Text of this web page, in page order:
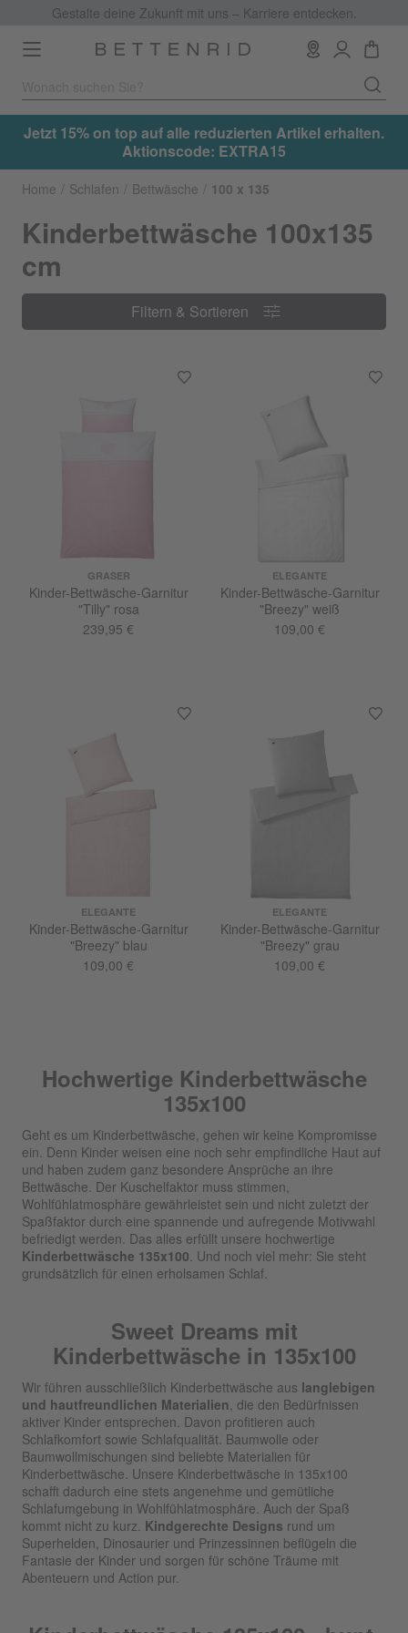
Gestalte deine Zukunft mit uns – Karriere entdecken.
Toggle
navigation
Jetzt 15% on top auf alle reduzierten Artikel erhalten.
Aktionscode: EXTRA15
Home Schlafen Bettwäsche 100 x 135
Kinderbettwäsche 100x135
cm
Filtern & Sortieren
Filtern & Sortieren
GRASER
Kinder-Bettwäsche-Garnitur
"Tilly" rosa
239,95 €
ELEGANTE
Kinder-Bettwäsche-Garnitur
"Breezy" weiß
109,00 €
ELEGANTE
Kinder-Bettwäsche-Garnitur
"Breezy" blau
109,00 €
ELEGANTE
Kinder-Bettwäsche-Garnitur
"Breezy" grau
109,00 €
Hochwertige Kinderbettwäsche
135x100
Geht es um Kinderbettwäsche, gehen wir keine Kompromisse
ein. Denn Kinder weisen eine noch sehr empfindliche Haut auf
und haben zudem ganz besondere Ansprüche an ihre
Bettwäsche. Der Kuschelfaktor muss stimmen,
Wohlfühlatmosphäre gewährleistet sein und nicht zuletzt der
Spaßfaktor durch eine spannende und aufregende Motivwahl
befriedigt werden. Das alles erfüllt unsere hochwertige
Kinderbettwäsche 135x100. Und noch viel mehr: Sie steht
grundsätzlich für einen erholsamen Schlaf.
Sweet Dreams mit
Kinderbettwäsche in 135x100
Wir führen ausschließlich Kinderbettwäsche aus langlebigen
und hautfreundlichen Materialien, die den Bedürfnissen
aktiver Kinder entsprechen. Davon profitieren auch
Schlafkomfort sowie Schlafqualität. Baumwolle oder
Baumwollmischungen sind beliebte Materialien für
Kinderbettwäsche. Unsere Kinderbettwäsche in 135x100
schafft dadurch eine stets angenehme und gemütliche
Schlafumgebung in Wohlfühlatmosphäre. Auch der Spaß
kommt nicht zu kurz. Kindgerechte Designs rund um
Superhelden, Dinosaurier und Prinzessinnen beflügeln die
Fantasie der Kinder und sorgen für schöne Träume mit
Abenteuern und Action pur.